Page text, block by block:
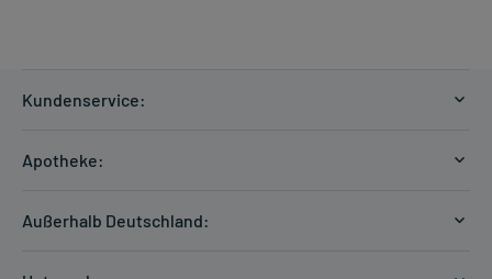
Kundenservice:
Apotheke:
Außerhalb Deutschland: